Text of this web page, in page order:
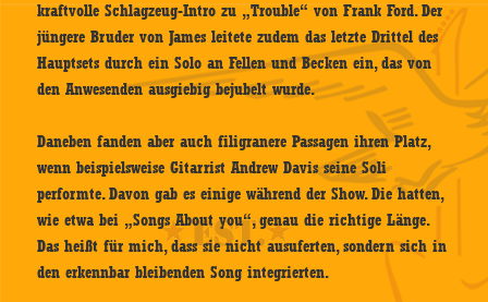
kraftvolle Schlagzeug-Intro zu „Trouble“ von Frank Ford. Der
jüngere Bruder von James leitete zudem das letzte Drittel des
Hauptsets durch ein Solo an Fellen und Becken ein, das von
den Anwesenden ausgiebig bejubelt wurde.
Daneben fanden aber auch filigranere Passagen ihren Platz,
wenn beispielsweise Gitarrist Andrew Davis seine Soli
performte. Davon gab es einige während der Show. Die hatten,
wie etwa bei „Songs About you“, genau die richtige Länge.
Das heißt für mich, dass sie nicht ausuferten, sondern sich in
den erkennbar bleibenden Song integrierten.